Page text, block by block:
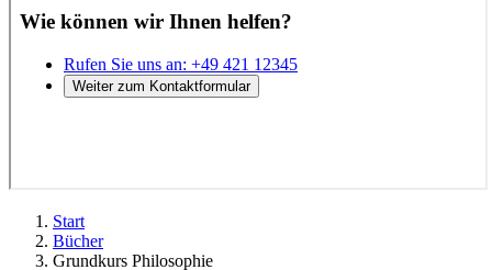
Start
Bücher
Grundkurs Philosophie